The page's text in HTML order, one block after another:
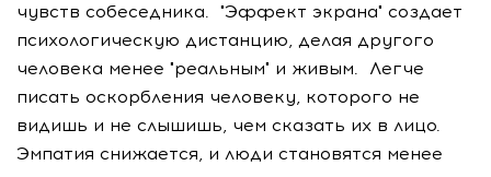
чувств собеседника. "Эффект экрана" создает
психологическую дистанцию, делая другого
человека менее "реальным" и живым. Легче
писать оскорбления человеку, которого не
видишь и не слышишь, чем сказать их в лицо.
Эмпатия снижается, и люди становятся менее